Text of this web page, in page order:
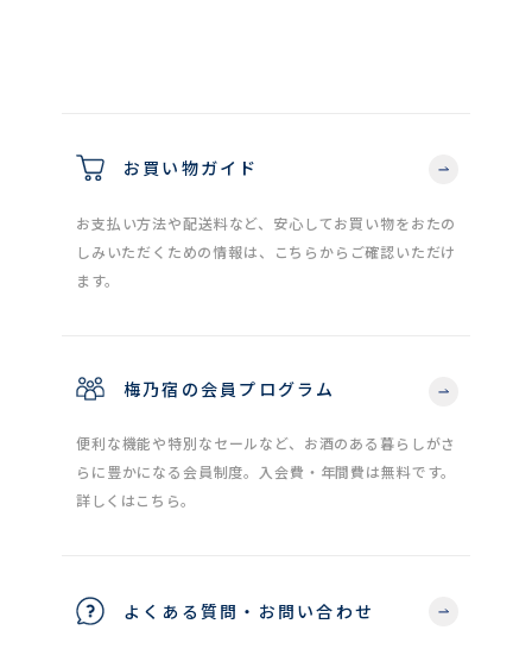
お買い物ガイド
お支払い方法や配送料など、安心してお買い物をおたの
しみいただくための情報は、こちらからご確認いただけ
ます。
梅乃宿の会員プログラム
便利な機能や特別なセールなど、お酒のある暮らしがさ
らに豊かになる会員制度。入会費・年間費は無料です。
詳しくはこちら。
よくある質問・お問い合わせ